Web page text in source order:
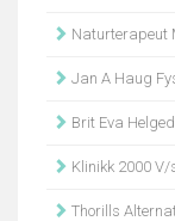
Naturterapeut
Jan A Haug
Brit Eva
Klinikk 2000 V/
Thorills